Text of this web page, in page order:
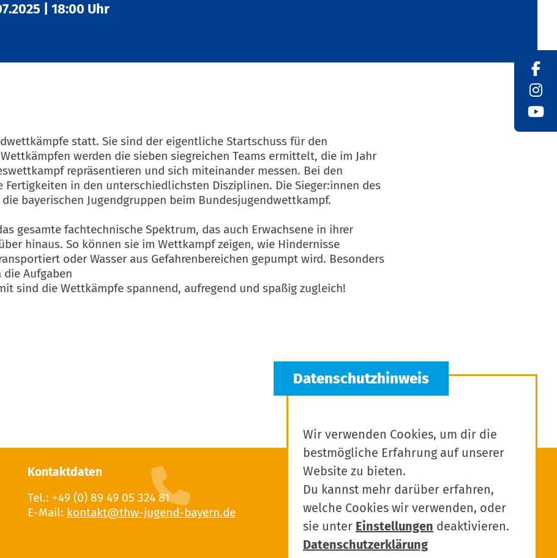
18:00 Uhr
statt. Sie sind der eigentliche Startschuss für den
werden die sieben siegreichen Teams ermittelt, die im Jahr
repräsentieren und sich miteinander messen. Bei den
in den unterschiedlichsten Disziplinen. Die Sieger:innen des
bayerischen Jugendgruppen beim Bundesjugendwettkampf.
gesamte fachtechnische Spektrum, das auch Erwachsene in ihrer
hinaus. So können sie im Wettkampf zeigen, wie Hindernisse
oder Wasser aus Gefahrenbereichen gepumpt wird. Besonders
Aufgaben
sind die Wettkämpfe spannend, aufregend und spaßig zugleich!
Kontaktdaten
Tel.: +49 (0) 89 49 05 324 81
E-Mail:
Wir verwenden Cookies, um dir die
bestmögliche Erfahrung auf unserer
Website zu bieten.
Du kannst mehr darüber erfahren,
welche Cookies wir verwenden, oder
sie unter Einstellungen deaktivieren.
Datenschutzerklärung